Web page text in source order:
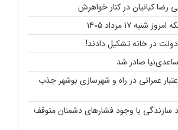
کیانیان در کنار خواهرش
۱۷ مرداد ۱۴۰۵
در خانه تشکیل دادند!
صادر شد
اعتبار عمرانی در راه و شهرسازی بوشهر جذب
سازندگی با وجود فشارهای دشمنان متوقف